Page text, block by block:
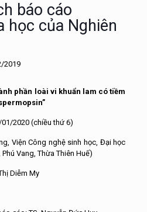
báo cáo
học của Nghiên
2019
phần loài vi khuẩn lam có tiềm
2020 (chiều thứ 6)
Viện Công nghệ sinh học, Đại học
Vang, Thừa Thiên Huế)
Diễm My